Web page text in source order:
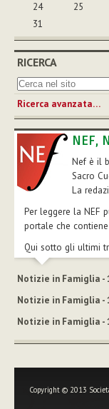
24
25
31
RICERCA
Ricerca avanzata…
NEF,
Nef è il
Sacro
La
Per leggere la NEF
portale che
Qui sotto gli ultimi
Notizie in Famiglia -
Notizie in Famiglia -
Notizie in Famiglia -
Copyright © 2013